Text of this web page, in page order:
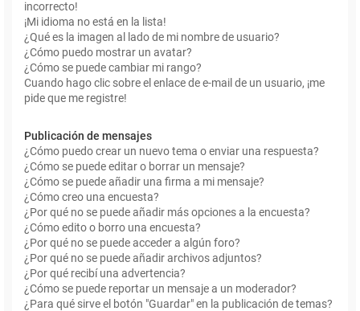
incorrecto!
¡Mi idioma no está en la lista!
¿Qué es la imagen al lado de mi nombre de usuario?
¿Cómo puedo mostrar un avatar?
¿Cómo se puede cambiar mi rango?
Cuando hago clic sobre el enlace de e-mail de un usuario, ¡me
pide que me registre!
Publicación de mensajes
¿Cómo puedo crear un nuevo tema o enviar una respuesta?
¿Cómo se puede editar o borrar un mensaje?
¿Cómo se puede añadir una firma a mi mensaje?
¿Cómo creo una encuesta?
¿Por qué no se puede añadir más opciones a la encuesta?
¿Cómo edito o borro una encuesta?
¿Por qué no se puede acceder a algún foro?
¿Por qué no se puede añadir archivos adjuntos?
¿Por qué recibí una advertencia?
¿Cómo se puede reportar un mensaje a un moderador?
¿Para qué sirve el botón "Guardar" en la publicación de temas?